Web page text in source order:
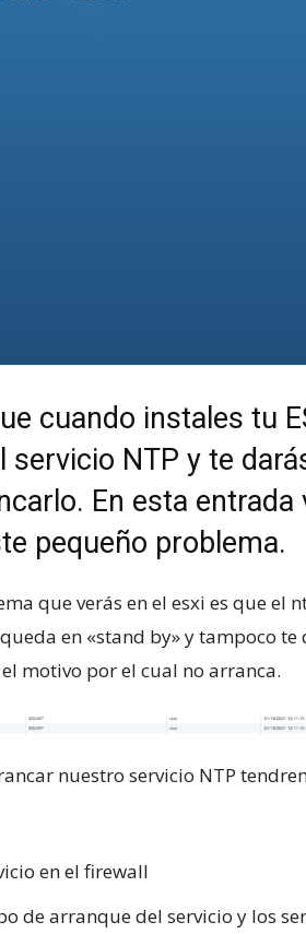
cuando instales tu
servicio NTP y te
En esta
pequeño problema.
que verás en el esxi es que el
en «stand by» y tampoco
motivo por el cual no arranca.
nuestro servicio NTP
en el firewall
de arranque del servicio y los